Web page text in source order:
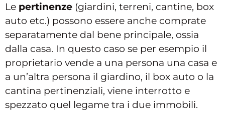
Le pertinenze (giardini, terreni, cantine, box
auto etc.) possono essere anche comprate
separatamente dal bene principale, ossia
dalla casa. In questo caso se per esempio il
proprietario vende a una persona una casa e
a un’altra persona il giardino, il box auto o la
cantina pertinenziali, viene interrotto e
spezzato quel legame tra i due immobili.